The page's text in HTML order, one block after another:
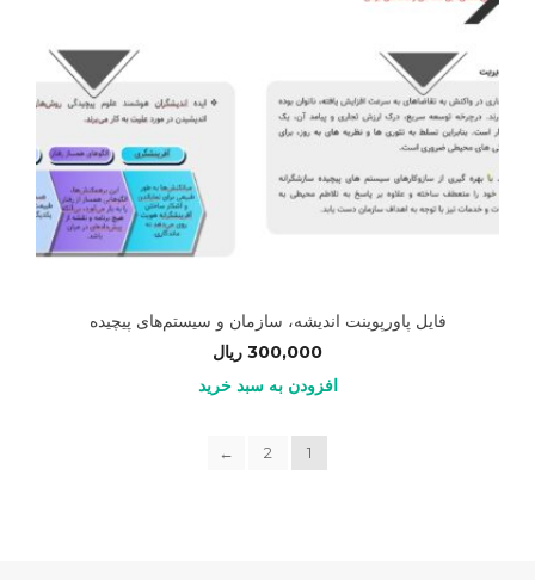
فایل پاورپوینت اندیشه، سازمان و سیستم‌های پیچیده
300,000 ریال
افزودن به سبد خرید
1
2
←